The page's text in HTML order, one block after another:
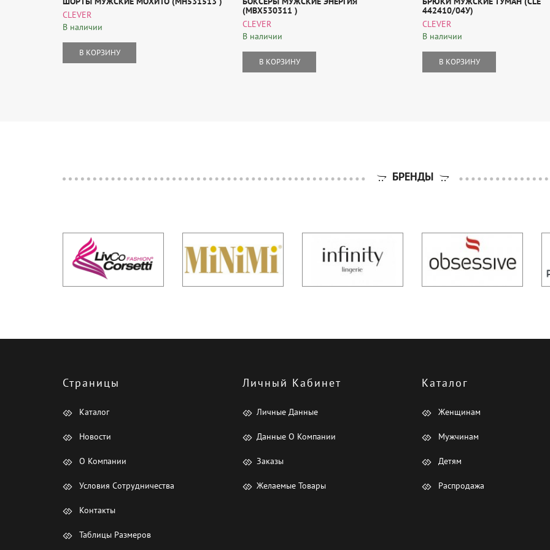
CLEVER
В наличии
В КОРЗИНУ
(MBX530311 )
CLEVER
В наличии
В КОРЗИНУ
442410/04У)
CLEVER
В наличии
В КОРЗИНУ
БРЕНДЫ
Страницы
Каталог
Новости
О Компании
Условия Сотрудничества
Контакты
Таблицы Размеров
Личный Кабинет
Личные Данные
Данные О Компании
Заказы
Желаемые Товары
Каталог
Женщинам
Мужчинам
Детям
Распродажа